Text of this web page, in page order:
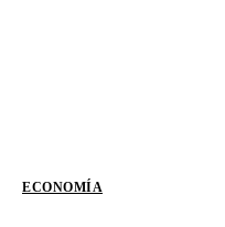
ECONOMÍA